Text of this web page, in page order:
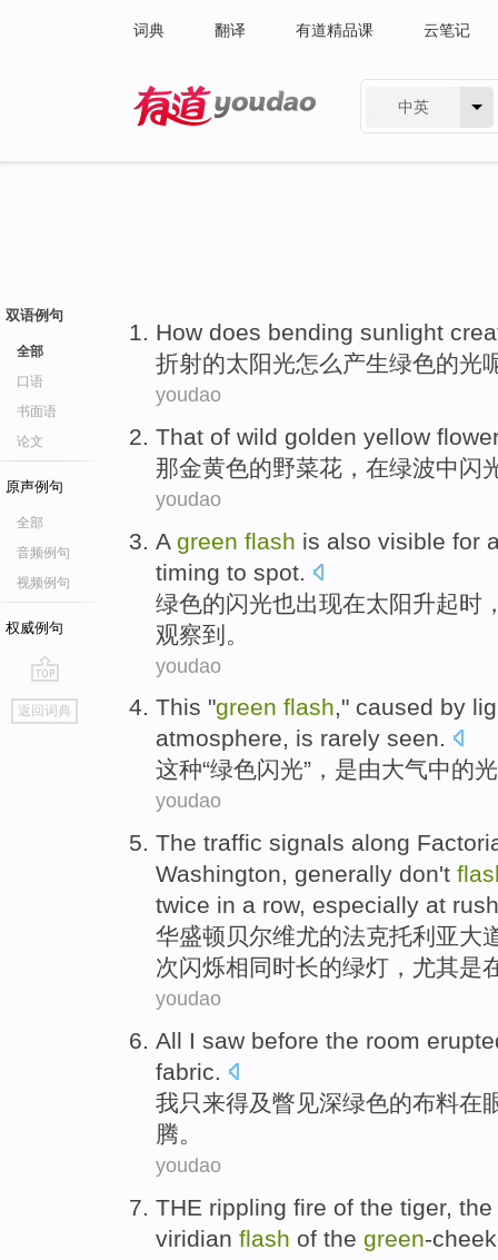
词典 翻译 有道精品课 云笔记
中英
双语例句
全部
口语
书面语
论文
原声例句
全部
音频例句
视频例句
权威例句
go
top
返回词典
How does bending sunlight
折射的太阳光怎么产生绿色的光
youdao
That of wild golden yellow
那金黄色的野菜花 ， 在绿波中闪
youdao
A green flash is also visible for
timing to spot
绿色的闪光也出现在太阳升起时
观察到。
youdao
This "green flash," caused by
atmosphere, is rarely seen.
这种“绿色闪光”，是由大气中的光
youdao
The traffic signals along
Washington, generally don't
twice in a row, especially at
华盛顿贝尔维尤的法克托利 亚大
次闪烁相 同时长的绿灯 ， 尤其是
youdao
All I saw before the room
fabric.
我只来得及瞥见深绿色的布料在
腾。
youdao
THE rippling fire of the tiger,
viridian flash of the green-